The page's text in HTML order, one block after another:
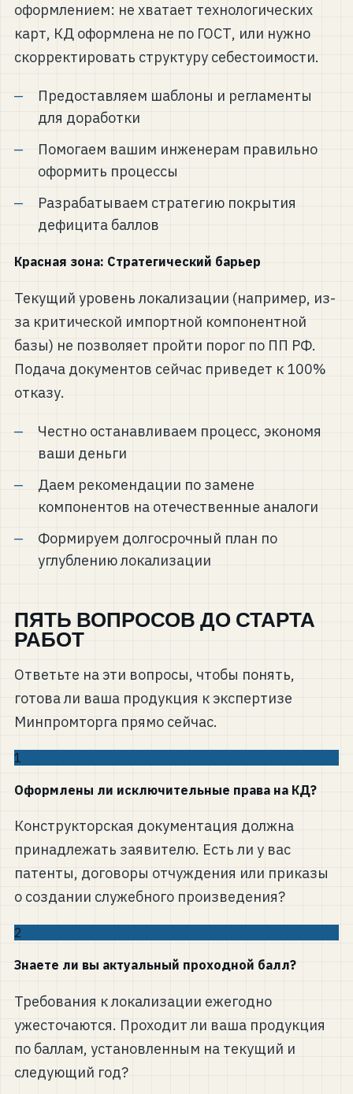
оформлением: не хватает технологических
карт, КД оформлена не по ГОСТ, или нужно
скорректировать структуру себестоимости.
Предоставляем шаблоны и регламенты
для доработки
Помогаем вашим инженерам правильно
оформить процессы
Разрабатываем стратегию покрытия
дефицита баллов
Красная зона: Стратегический барьер
Текущий уровень локализации (например, из-
за критической импортной компонентной
базы) не позволяет пройти порог по ПП РФ.
Подача документов сейчас приведет к 100%
отказу.
Честно останавливаем процесс, экономя
ваши деньги
Даем рекомендации по замене
компонентов на отечественные аналоги
Формируем долгосрочный план по
углублению локализации
ПЯТЬ ВОПРОСОВ ДО СТАРТА
РАБОТ
Ответьте на эти вопросы, чтобы понять,
готова ли ваша продукция к экспертизе
Минпромторга прямо сейчас.
1
Оформлены ли исключительные права на КД?
Конструкторская документация должна
принадлежать заявителю. Есть ли у вас
патенты, договоры отчуждения или приказы
о создании служебного произведения?
2
Знаете ли вы актуальный проходной балл?
Требования к локализации ежегодно
ужесточаются. Проходит ли ваша продукция
по баллам, установленным на текущий и
следующий год?